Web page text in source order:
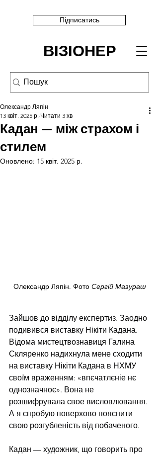
ВІЗІОНЕР
Підписатись
Кадан — між страхом і
стилем
Олександр Ляпін
13 квіт. 2025 р. Читати 3 хв
Оновлено: 15 квіт. 2025 р.
Олександр Ляпін. Фото Сергій Мазураш
Зайшов до відділу експертиз. Заодно
подивився виставку Нікіти Кадана.
Відома мистецтвознавиця Галина
Скляренко надихнула мене сходити
на виставку Нікіти Кадана в НХМУ
своїм враженням: «впєчатлєніе нє
однозначноє». Вона не
розшифрувала свое висловлювання.
А я спробую поверхово пояснити
свою розгубленість від побаченого.
Кадан — художник, що говорить про